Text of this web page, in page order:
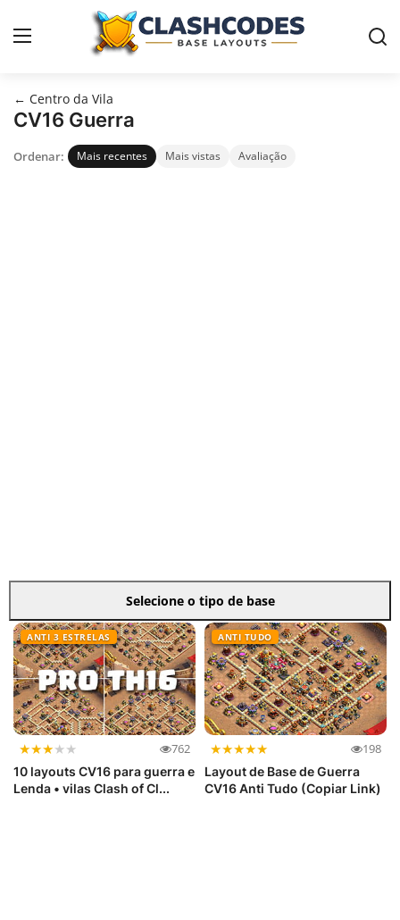
Contact
Vilas
← Centro da Vila
CV16 Guerra
Ordenar: Mais recentes Mais vistas Avaliação
Selecione o tipo de base
ANTI 3 ESTRELAS
★★★★★ 762
10 layouts CV16 para guerra e
Lenda • vilas Clash of Cl...
ANTI TUDO
★★★★★ 198
Layout de Base de Guerra
CV16 Anti Tudo (Copiar Link)